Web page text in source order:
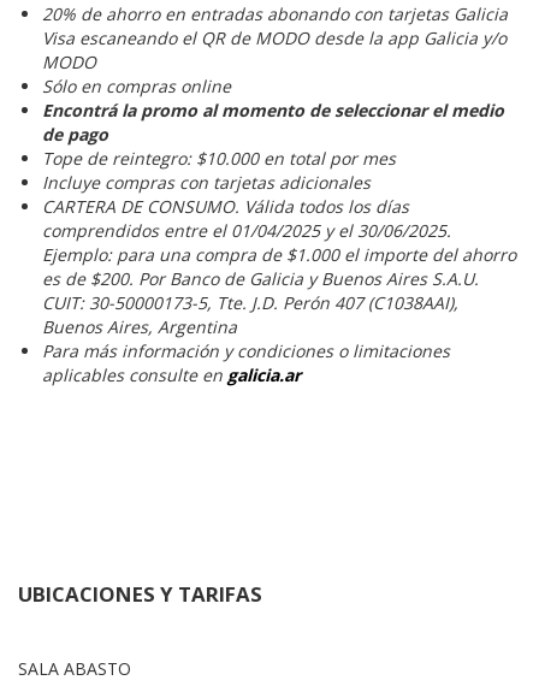
20% de ahorro en entradas abonando con tarjetas Galicia
Visa escaneando el QR de MODO desde la app Galicia y/o
MODO
Sólo en compras online
Encontrá la promo al momento de seleccionar el medio
de pago
Tope de reintegro: $10.000 en total por mes
Incluye compras con tarjetas adicionales
CARTERA DE CONSUMO. Válida todos los días
comprendidos entre el 01/04/2025 y el 30/06/2025.
Ejemplo: para una compra de $1.000 el importe del ahorro
es de $200. Por Banco de Galicia y Buenos Aires S.A.U.
CUIT: 30-50000173-5, Tte. J.D. Perón 407 (C1038AAI),
Buenos Aires, Argentina
Para más información y condiciones o limitaciones
aplicables consulte en galicia.ar
UBICACIONES Y TARIFAS
SALA ABASTO